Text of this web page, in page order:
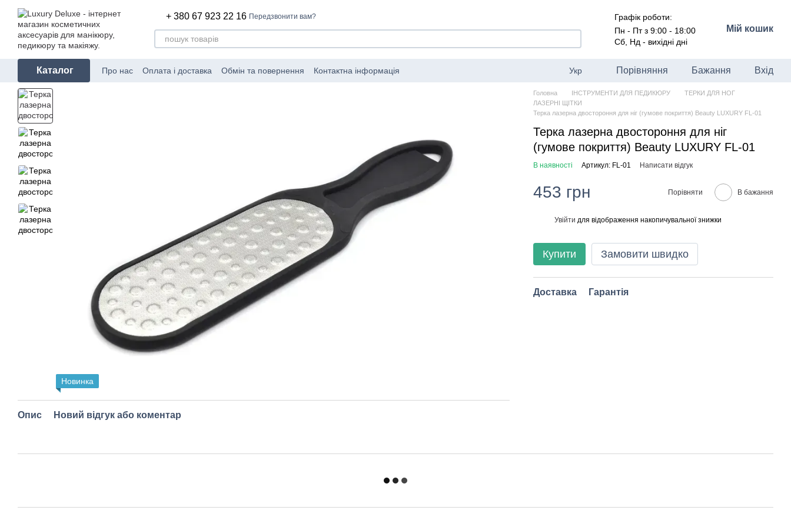
Перейти до основного контенту
+ 380 67 923 22 16 Передзвонити вам?
Графік роботи:
Пн - Пт з 9:00 - 18:00
Сб, Нд - вихідні дні
Мій кошик
Каталог Про нас Оплата і доставка Обмін та повернення Контактна інформація Укр Порівняння Бажання Вхід
Новинка
Опис Новий відгук або коментар
Головна ІНСТРУМЕНТИ ДЛЯ ПЕДИКЮРУ
ТЕРКИ ДЛЯ НОГ
ЛАЗЕРНІ ЩІТКИ
Терка лазерна двостороння для ніг (гумове покриття) Beauty LUXURY FL-01
Терка лазерна двостороння для ніг
(гумове покриття) Beauty LUXURY FL-01
В наявності Артикул: FL-01 Написати відгук
453 грн Порівняти В бажання
Увійти для відображення накопичувальної знижки
Купити Замовити швидко
Доставка Гарантія